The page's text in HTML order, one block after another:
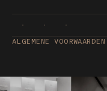
ALGEMENE VOORWAARDEN